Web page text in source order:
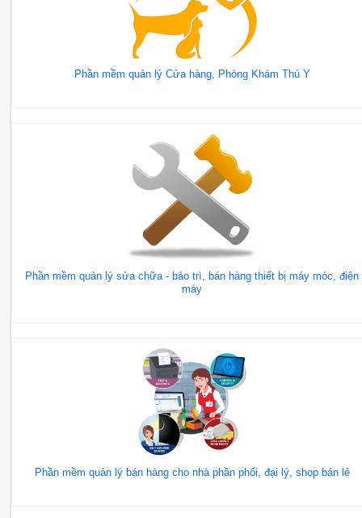
Phần mềm quản lý Cửa hàng, Phòng Khám Thú Y
Phần mềm quản lý sửa chữa - bảo trì, bán hàng thiết bị máy móc, điện
máy
Phần mềm quản lý bán hàng cho nhà phần phối, đại lý, shop bán lẻ